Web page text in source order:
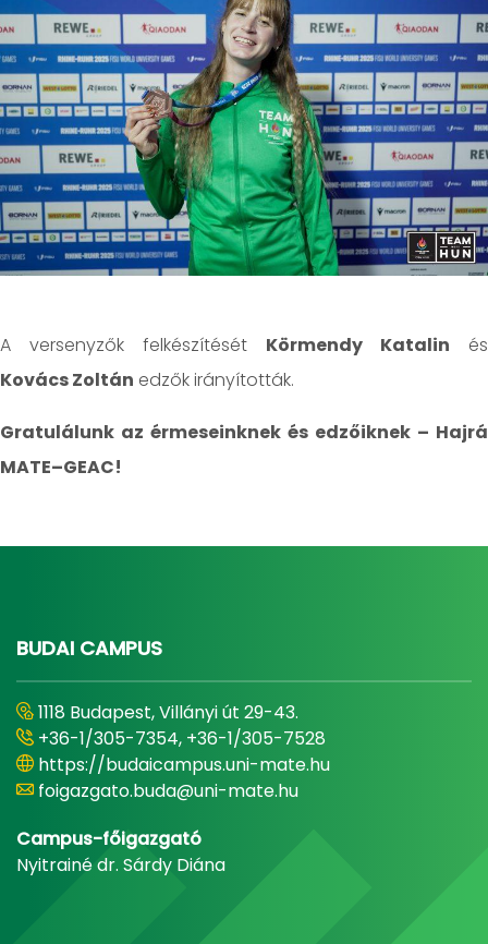
A versenyzők felkészítését Körmendy Katalin és
Kovács Zoltán edzők irányították.
Gratulálunk az érmeseinknek és edzőiknek – Hajrá
MATE–GEAC!
BUDAI CAMPUS
1118 Budapest, Villányi út 29-43.
+36-1/305-7354, +36-1/305-7528
https://budaicampus.uni-mate.hu
foigazgato.buda@uni-mate.hu
Campus-főigazgató
Nyitrainé dr. Sárdy Diána